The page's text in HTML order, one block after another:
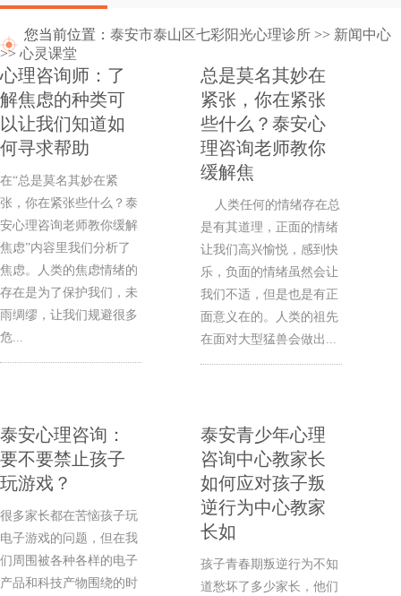
您当前位置： 泰安市泰山区七彩阳光心理诊所 >> 新闻中心
>> 心灵课堂
心理咨询师：了
解焦虑的种类可
以让我们知道如
何寻求帮助
在“总是莫名其妙在紧
张，你在紧张些什么？泰
安心理咨询老师教你缓解
焦虑”内容里我们分析了
焦虑。人类的焦虑情绪的
存在是为了保护我们，未
雨绸缪，让我们规避很多
危...
总是莫名其妙在
紧张，你在紧张
些什么？泰安心
理咨询老师教你
缓解焦
人类任何的情绪存在总
是有其道理，正面的情绪
让我们高兴愉悦，感到快
乐，负面的情绪虽然会让
我们不适，但是也是有正
面意义在的。人类的祖先
在面对大型猛兽会做出...
泰安心理咨询：
要不要禁止孩子
玩游戏？
很多家长都在苦恼孩子玩
电子游戏的问题，但在我
们周围被各种各样的电子
产品和科技产物围绕的时
泰安青少年心理
咨询中心教家长
如何应对孩子叛
逆行为中心教家
长如
孩子青春期叛逆行为不知
道愁坏了多少家长，他们